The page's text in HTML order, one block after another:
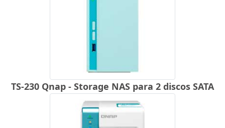
TS-230 Qnap - Storage NAS para 2 discos SATA